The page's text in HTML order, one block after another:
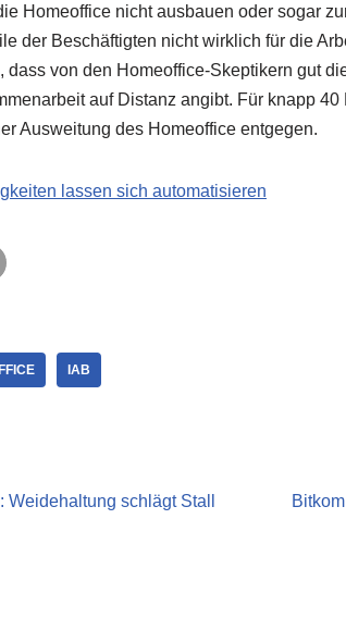
Homeoffice nicht ausbauen oder sogar
der Beschäftigten nicht wirklich für die
dass von den Homeoffice-Skeptikern gut
auf Distanz angibt. Für knapp
Ausweitung des Homeoffice entgegen.
lassen sich automatisieren
IAB
schlägt Stall